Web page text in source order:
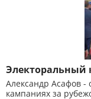
Электоральный
Александр Асафов -
кампаниях за